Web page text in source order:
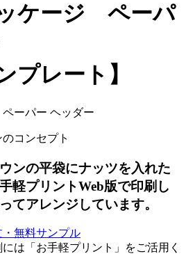
ケージ ペーパ
プレート】
コンセプト
ンの平袋にナッツを入れた
軽プリントWeb版で印刷し
てアレンジしています。
無料サンプル
は「お手軽プリント」をご活用く